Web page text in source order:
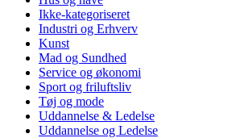
Ikke-kategoriseret
Industri og Erhverv
Kunst
Mad og Sundhed
Service og økonomi
Sport og friluftsliv
Tøj og mode
Uddannelse & Ledelse
Uddannelse og Ledelse